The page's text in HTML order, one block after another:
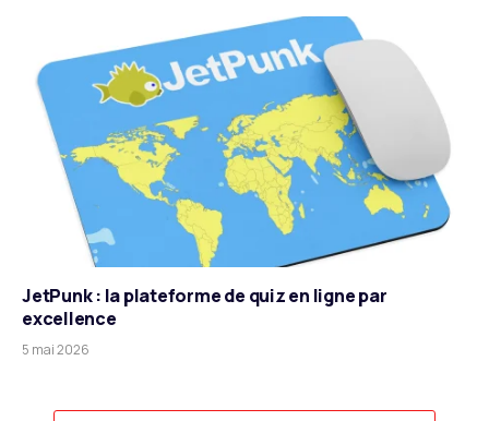
JetPunk : la plateforme de quiz en ligne par
excellence
5 mai 2026